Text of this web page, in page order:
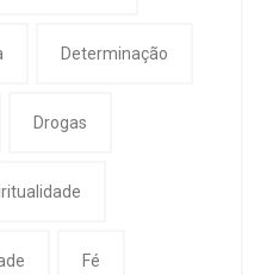
Determinação
Drogas
Fé